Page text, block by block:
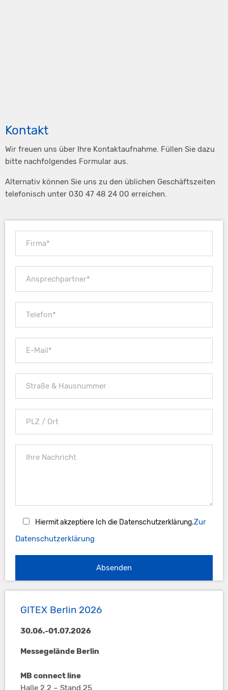
Kontakt
Wir freuen uns über Ihre Kontaktaufnahme. Füllen Sie dazu
bitte nachfolgendes Formular aus.
Alternativ können Sie uns zu den üblichen Geschäftszeiten
telefonisch unter 030 47 48 24 00 erreichen.
Hiermit akzeptiere Ich die Datenschutzerklärung.Zur
Datenschutzerklärung
GITEX Berlin 2026
30.06.-01.07.2026
Messegelände Berlin
MB connect line
Halle 2.2 – Stand 25